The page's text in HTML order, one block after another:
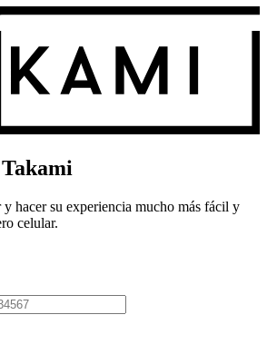
hacer su experiencia mucho más fácil y
celular.